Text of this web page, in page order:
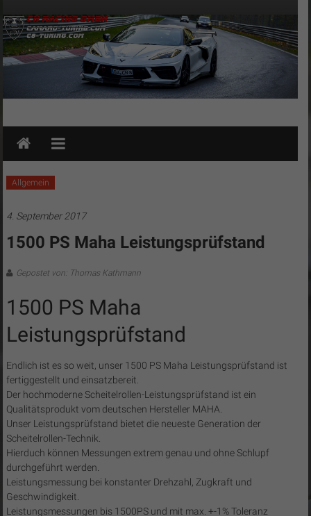
Inhalt
springen
CN
Racing
GmbH
–
Camaro-
C8-
Tuning
CN
Cobra
/
Camaro-
Tuning.com
/
C8-
Tuning
…
Allgemein
4. September 2017
1500 PS Maha Leistungsprüfstand
Gepostet von: Thomas Kathmann
1500 PS Maha
Leistungsprüfstand
Endlich ist es so weit, unser 1500 PS Maha Leistungsprüfstand ist
fertiggestellt und einsatzbereit.
Der hochmoderne Scheitelrollen-Leistungsprüfstand ist ein
Qualitätsprodukt vom deutschen Hersteller MAHA.
Unser Leistungsprüfstand bietet die neueste Generation der
Scheitelrollen-Technik.
Hierduch können Messungen extrem genau und ohne Schlupf
durchgeführt werden.
Leistungsmessung bei konstanter Drehzahl, Zugkraft und
Geschwindigkeit.
Leistungsmessungen bis 1500PS und mit max. +-1% Toleranz